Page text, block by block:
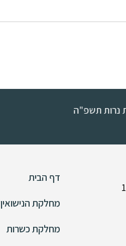
דף הבית
מחלקת הנישואין
מחלקת כשרות